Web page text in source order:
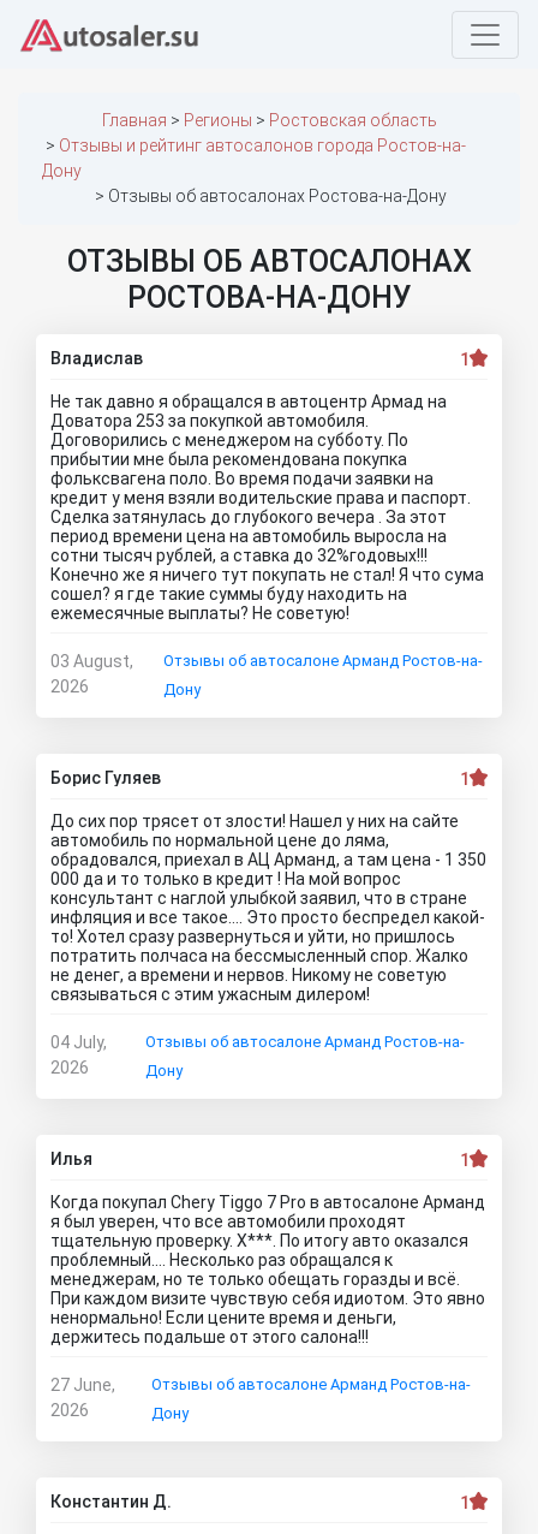
Главная Регионы
Ростовская область
Отзывы и рейтинг автосалонов города Ростов-на-
Дону
Отзывы об автосалонах Ростова-на-Дону
ОТЗЫВЫ ОБ АВТОСАЛОНАХ
РОСТОВА-НА-ДОНУ
Владислав 1
Не так давно я обращался в автоцентр Армад на
Доватора 253 за покупкой автомобиля.
Договорились с менеджером на субботу. По
прибытии мне была рекомендована покупка
фольксвагена поло. Во время подачи заявки на
кредит у меня взяли водительские права и паспорт.
Сделка затянулась до глубокого вечера . За этот
период времени цена на автомобиль выросла на
сотни тысяч рублей, а ставка до 32%годовых!!!
Конечно же я ничего тут покупать не стал! Я что сума
сошел? я где такие суммы буду находить на
ежемесячные выплаты? Не советую!
03 August,
2026
Отзывы об автосалоне Арманд Ростов-на-
Дону
Борис Гуляев 1
До сих пор трясет от злости! Нашел у них на сайте
автомобиль по нормальной цене до ляма,
обрадовался, приехал в АЦ Арманд, а там цена - 1 350
000 да и то только в кредит ! На мой вопрос
консультант с наглой улыбкой заявил, что в стране
инфляция и все такое…. Это просто беспредел какой-
то! Хотел сразу развернуться и уйти, но пришлось
потратить полчаса на бессмысленный спор. Жалко
не денег, а времени и нервов. Никому не советую
связываться с этим ужасным дилером!
04 July,
2026
Отзывы об автосалоне Арманд Ростов-на-
Дону
Илья 1
Когда покупал Chery Tiggo 7 Pro в автосалоне Арманд
я был уверен, что все автомобили проходят
тщательную проверку. Х***. По итогу авто оказался
проблемный…. Несколько раз обращался к
менеджерам, но те только обещать горазды и всё.
При каждом визите чувствую себя идиотом. Это явно
ненормально! Если цените время и деньги,
держитесь подальше от этого салона!!!
27 June,
2026
Отзывы об автосалоне Арманд Ростов-на-
Дону
Константин Д. 1